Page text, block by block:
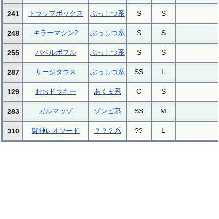
241 トラップボックス ぶっしつ系 S S
248 キラーマシン2 ぶっしつ系 S S
255 バベルボブル ぶっしつ系 S S
287 サージタウス ぶっしつ系 SS L
129 おおドラキー あくま系 C S
283 ガルマッゾ ゾンビ系 SS M
310 闘神レオソード ？？？系 ?? L